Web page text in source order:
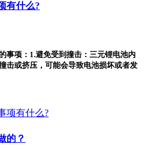
有什么?
事项：1.避免受到撞击：三元锂电池内
击或挤压，可能会导致电池损坏或者发
的？